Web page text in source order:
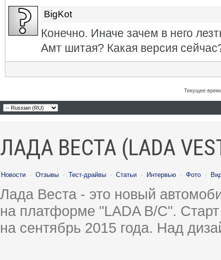
BigKot
Конечно. Иначе зачем в него
Амт шитая? Какая версия
Текущее
ЛАДА ВЕСТА (LADA
Новости · Отзывы · Тест-драйвы · Статьи · Интервью · Фото ·
Лада Веста - это новый
на платформе "LADA B/C".
на сентябрь 2015 года. Над